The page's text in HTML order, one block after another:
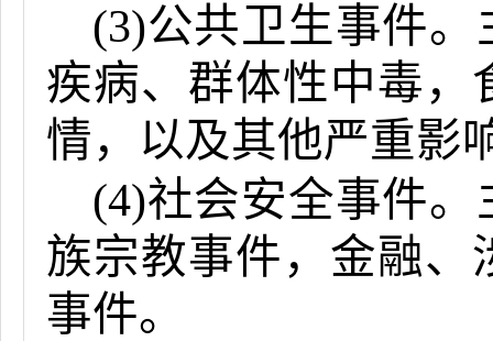
(3)公共卫生事件
疾病、群体性中毒，
情，以及其他严重影
(4)社会安全事件
族宗教事件，金融、
事件。